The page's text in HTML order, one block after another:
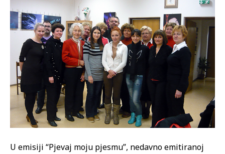
U emisiji “Pjevaj moju pjesmu”, nedavno emitiranoj